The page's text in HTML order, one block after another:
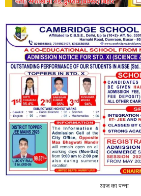
आज का पन्ना